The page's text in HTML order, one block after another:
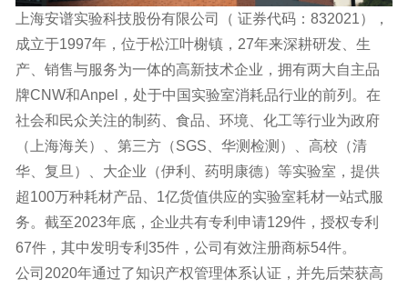
上海安谱实验科技股份有限公司（ 证券代码：832021），
成立于1997年，位于松江叶榭镇，27年来深耕研发、生
产、销售与服务为一体的高新技术企业，拥有两大自主品
牌CNW和Anpel，处于中国实验室消耗品行业的前列。在
社会和民众关注的制药、食品、环境、化工等行业为政府
（上海海关）、第三方（SGS、华测检测）、高校（清
华、复旦）、大企业（伊利、药明康德）等实验室，提供
超100万种耗材产品、1亿货值供应的实验室耗材一站式服
务。截至2023年底，企业共有专利申请129件，授权专利
67件，其中发明专利35件，公司有效注册商标54件。
公司2020年通过了知识产权管理体系认证，并先后荣获高